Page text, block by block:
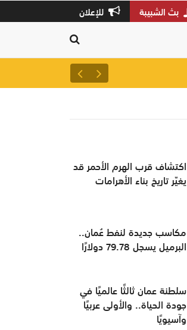
بث الشبيبة للإعلان
سلطنة عُمان تشارك في تأبين
اكتشاف قرب الهرم الأحمر قد
يغيّر تاريخ بناء الأهرامات
مكاسب جديدة لنفط عُمان..
البرميل يسجل 79.78 دولارًا
سلطنة عمان ثالثًا عالميًا في
جودة الحياة.. والأولى عربيًا
وآسيويًا